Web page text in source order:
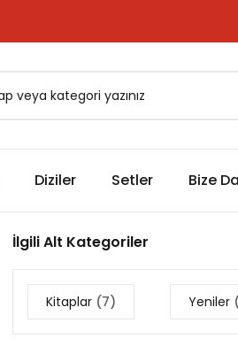
Diziler Setler Bize
İlgili Alt Kategoriler
Kitaplar (7) Yeniler